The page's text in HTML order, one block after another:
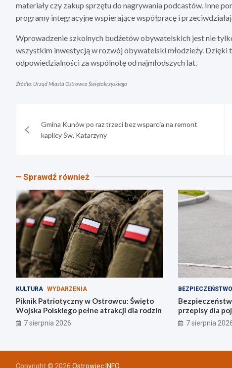
materiały czy zakup sprzętu do nagrywania podcastów. Inne
programy integracyjne wspierające współpracę i
Wprowadzenie szkolnych budżetów obywatelskich jest nie
wszystkim inwestycją w rozwój obywatelski młodzieży. Dzięki
odpowiedzialności za wspólnotę od najmłodszych lat.
Źródło: Urząd Miasta Ostrowca Świętokrzyskiego
wpisuGmina Kunów po raz trzeci bez wsparcia na remont
kaplicy Św. Katarzyny
Sprawdź również
KULTURA WYDARZENIA
Piknik Patriotyczny w Ostrowcu: Święto
Wojska Polskiego pełne atrakcji dla rodzin
7 sierpnia 2026
BEZPIECZEŃSTWO
przepisy dla
napędzie
7 sierpnia
Copyright © 2026 Ostrowiec INFO